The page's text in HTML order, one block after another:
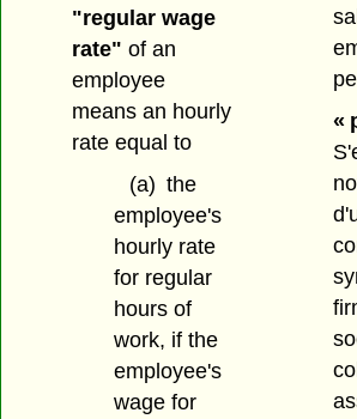
"regular wage
rate" of an
employee
means an hourly
rate equal to
(a) the
employee's
hourly rate
for regular
hours of
work, if the
employee's
wage for
«